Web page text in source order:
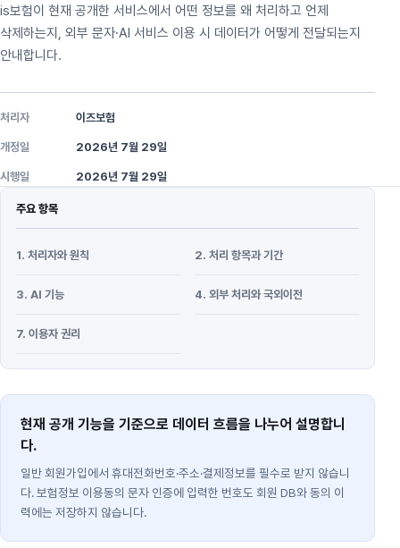
is보험이 현재 공개한 서비스에서 어떤 정보를 왜 처리하고 언제
삭제하는지, 외부 문자·AI 서비스 이용 시 데이터가 어떻게 전달되는지
안내합니다.
처리자 이즈보험
개정일 2026년 7월 29일
시행일 2026년 7월 29일
주요 항목
1. 처리자와 원칙 2. 처리 항목과 기간
3. AI 기능 4. 외부 처리와 국외이전
7. 이용자 권리
현재 공개 기능을 기준으로 데이터 흐름을 나누어 설명합니
다.
일반 회원가입에서 휴대전화번호·주소·결제정보를 필수로 받지 않습니
다. 보험정보 이용동의 문자 인증에 입력한 번호도 회원 DB와 동의 이
력에는 저장하지 않습니다.